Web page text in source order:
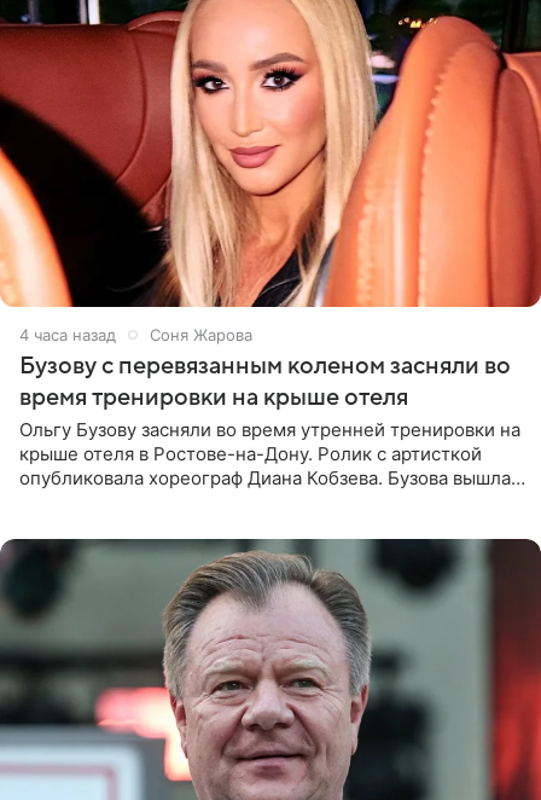
4 часа назад Соня Жарова
Бузову с перевязанным коленом засняли во
время тренировки на крыше отеля
Ольгу Бузову засняли во время утренней тренировки на
крыше отеля в Ростове-на-Дону. Ролик с артисткой
опубликовала хореограф Диана Кобзева. Бузова вышла